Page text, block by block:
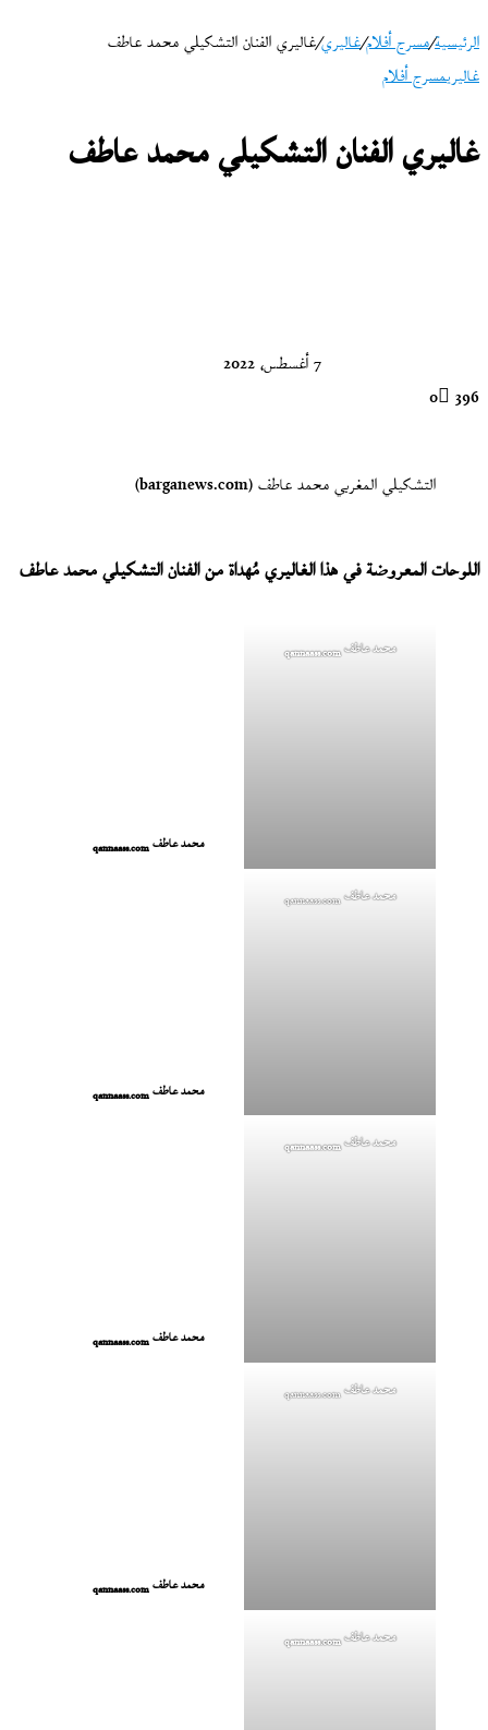
الرئيسية/مسرح أفلام/غاليري/غاليري الفنان التشكيلي محمد عاطف
غاليريمسرح أفلام
غاليري الفنان التشكيلي محمد عاطف
7 أغسطس، 2022
0 396
التشكيلي المغربي محمد عاطف (barganews.com)
اللوحات المعروضة في هذا الغاليري مُهداة من الفنان التشكيلي محمد عاطف
محمد عاطفqannaass.com
محمد عاطفqannaass.com
محمد عاطفqannaass.com
محمد عاطفqannaass.com
محمد عاطفqannaass.com
محمد عاطفqannaass.com
محمد عاطفqannaass.com
محمد عاطفqannaass.com
محمد عاطفqannaass.com